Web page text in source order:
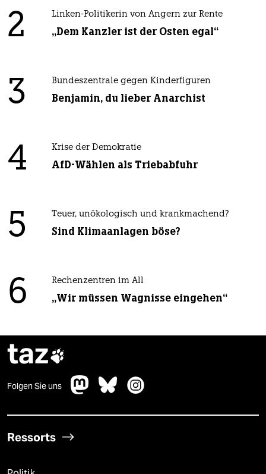
2 Linken-Politikerin von Angern zur Rente
„Dem Kanzler ist der Osten egal“
3 Bundeszentrale gegen Kinderfiguren
Benjamin, du lieber Anarchist
4 Krise der Demokratie
AfD-Wählen als Triebabfuhr
5 Teuer, unökologisch und krankmachend?
Sind Klimaanlagen böse?
6 Rechenzentren im All
„Wir müssen Wagnisse eingehen“
taz
Folgen Sie uns
Ressorts